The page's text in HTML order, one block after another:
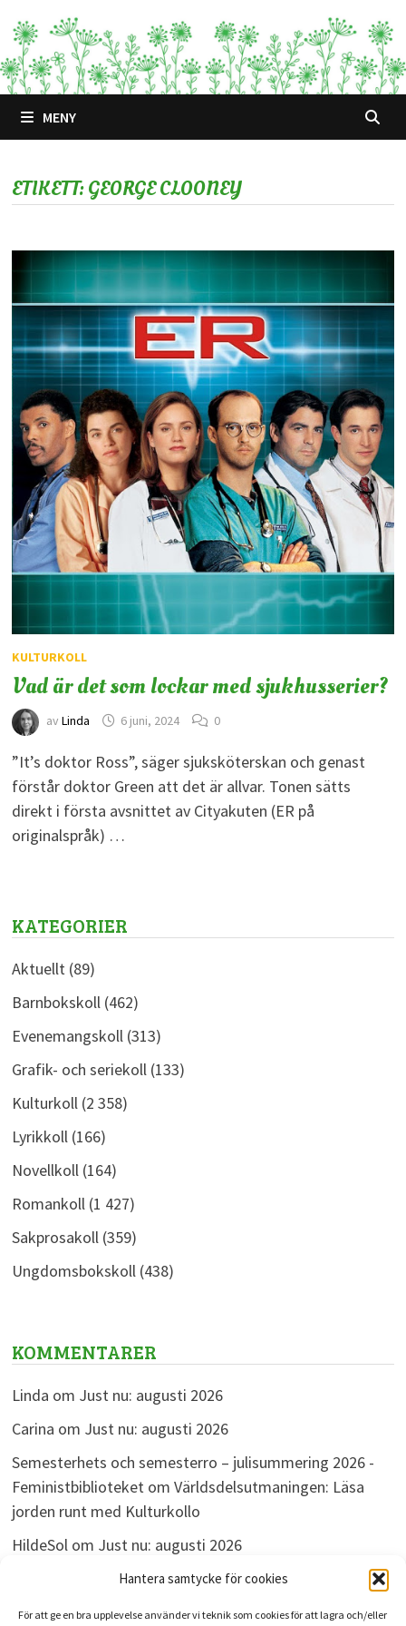
Hantera samtycke för cookies
För att ge en bra upplevelse använder vi teknik som cookies för att lagra och/eller
till
innehåll
MENY
ETIKETT:GEORGE CLOONEY
KULTURKOLL
Vad är det som lockar med sjukhusserier?
av Linda 6 juni, 2024 0
”It’s doktor Ross”, säger sjuksköterskan och genast
förstår doktor Green att det är allvar. Tonen sätts
direkt i första avsnittet av Cityakuten (ER på
originalspråk) …
KATEGORIER
Aktuellt(89)
Barnbokskoll(462)
Evenemangskoll(313)
Grafik- och seriekoll(133)
Kulturkoll(2 358)
Lyrikkoll(166)
Novellkoll(164)
Romankoll(1 427)
Sakprosakoll(359)
Ungdomsbokskoll(438)
KOMMENTARER
Linda om Just nu: augusti 2026
Carina om Just nu: augusti 2026
Semesterhets och semesterro – julisummering 2026 -
Feministbiblioteketom Världsdelsutmaningen: Läsa
jorden runt med Kulturkollo
HildeSolom Just nu: augusti 2026
omJust nu: augusti 2026